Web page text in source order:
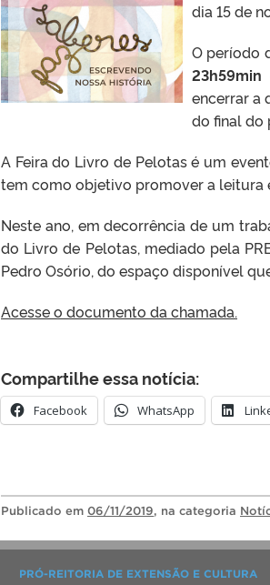
dia 15 de
O período
encerrar a
do final do
A Feira do Livro de Pelotas é um
tem como objetivo promover a leitura
Neste ano, em decorrência de um
do Livro de Pelotas, mediado pela
Pedro Osório, do espaço disponível
Acesse o documento da chamada.
Compartilhe essa notícia:
Facebook WhatsApp
Publicado em 06/11/2019, na categoria
PRÓ-REITORIA DE EXTENSÃO E CULTURA